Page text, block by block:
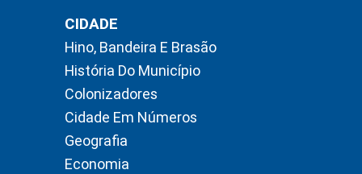
CIDADE
Hino, Bandeira E Brasão
História Do Município
Colonizadores
Cidade Em Números
Geografia
Economia